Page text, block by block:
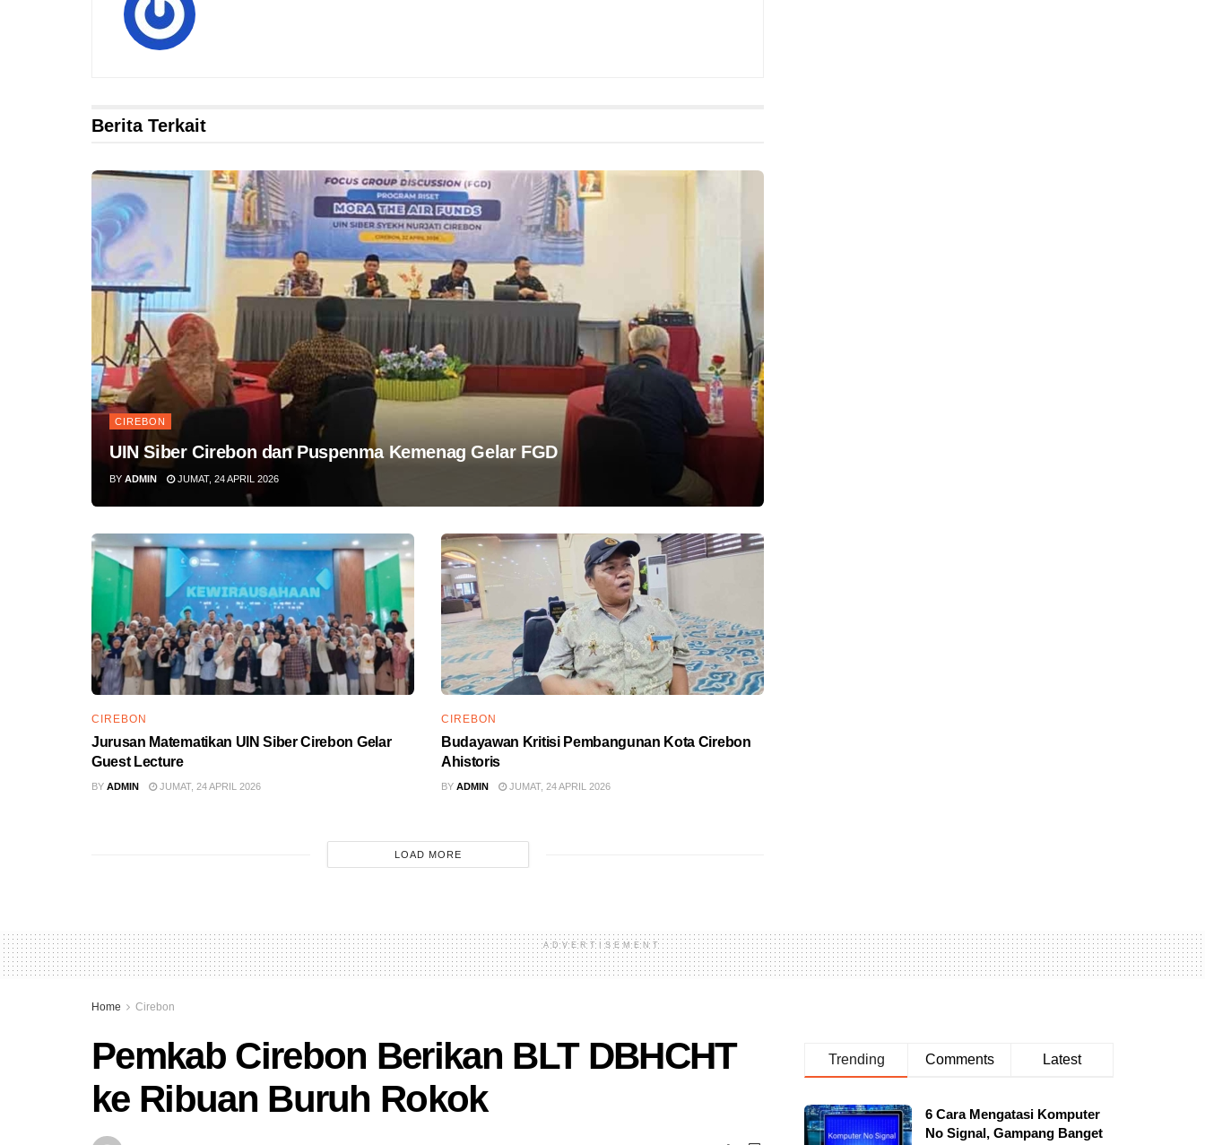
Berita Terkait
CIREBON
UIN Siber Cirebon dan Puspenma Kemenag Gelar FGD
BY ADMIN JUMAT, 24 APRIL 2026
CIREBON
Jurusan Matematikan UIN Siber Cirebon Gelar
Guest Lecture
BY ADMIN JUMAT, 24 APRIL 2026
CIREBON
Budayawan Kritisi Pembangunan Kota Cirebon
Ahistoris
BY ADMIN JUMAT, 24 APRIL 2026
LOAD MORE
ADVERTISEMENT
Home Cirebon
Pemkab Cirebon Berikan BLT DBHCHT
ke Ribuan Buruh Rokok
Trending Comments Latest
6 Cara Mengatasi Komputer
No Signal, Gampang Banget